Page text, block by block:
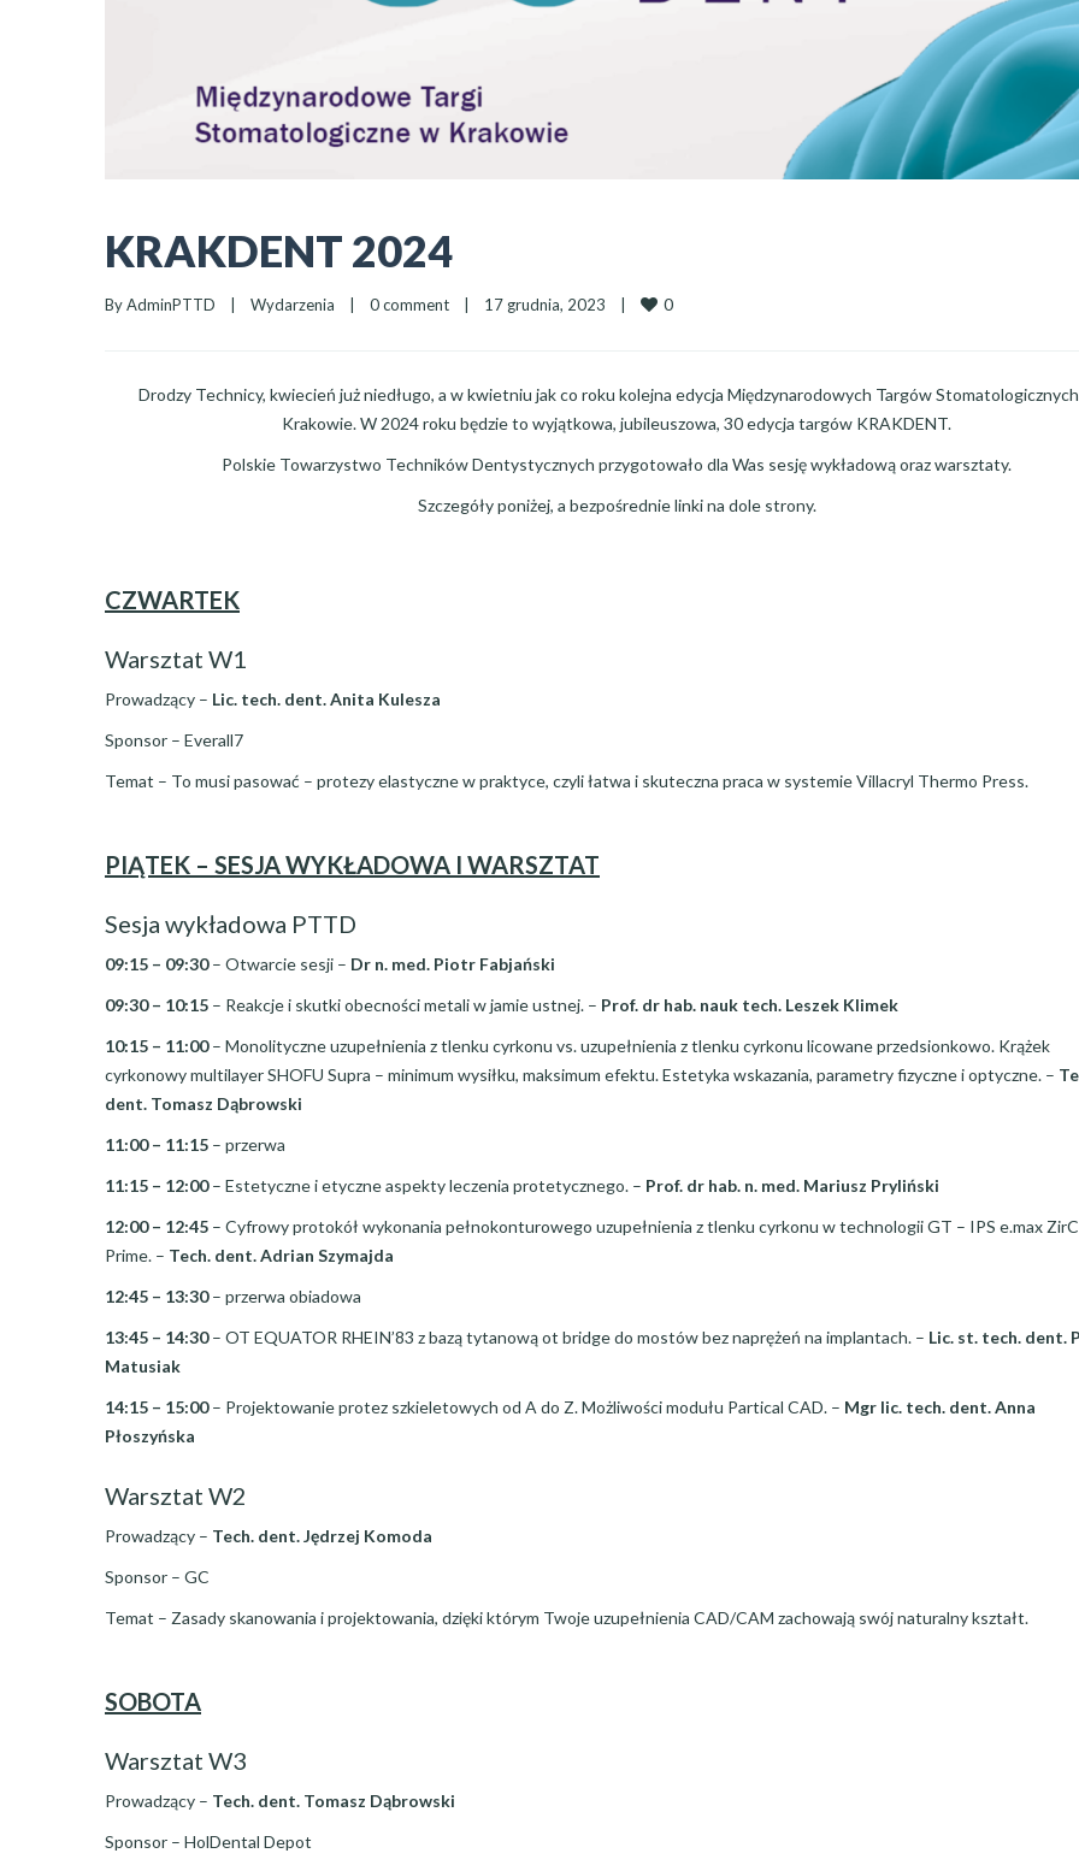
KRAKDENT 2024
By AdminPTTD Wydarzenia 0 comment 17 grudnia, 2023 0
Drodzy Technicy, kwiecień już niedługo, a w kwietniu jak co roku kolejna edycja Międzynarodowych Targów
Krakowie. W 2024 roku będzie to wyjątkowa, jubileuszowa, 30 edycja targów KRAKDENT.
Polskie Towarzystwo Techników Dentystycznych przygotowało dla Was sesję wykładową oraz warsztaty.
Szczegóły poniżej, a bezpośrednie linki na dole strony.
CZWARTEK
Warsztat W1
Prowadzący – Lic. tech. dent. Anita Kulesza
Sponsor – Everall7
Temat – To musi pasować – protezy elastyczne w praktyce, czyli łatwa i skuteczna praca w systemie Villacryl Thermo Press.
PIĄTEK – SESJA WYKŁADOWA I WARSZTAT
Sesja wykładowa PTTD
09:15 – 09:30– Otwarcie sesji – Dr n. med. Piotr Fabjański
09:30 – 10:15 – Reakcje i skutki obecności metali w jamie ustnej. – Prof. dr hab. nauk tech. Leszek Klimek
10:15 – 11:00– Monolityczne uzupełnienia z tlenku cyrkonu vs. uzupełnienia z tlenku cyrkonu licowane przedsionkowo. Krążek
cyrkonowy multilayer SHOFU Supra – minimum wysiłku, maksimum efektu. Estetyka wskazania, parametry fizyczne i optyczne. –
dent. Tomasz Dąbrowski
11:00 – 11:15 – przerwa
11:15 – 12:00– Estetyczne i etyczne aspekty leczenia protetycznego. – Prof. dr hab. n. med. Mariusz Pryliński
12:00 – 12:45 – Cyfrowy protokół wykonania pełnokonturowego uzupełnienia z tlenku cyrkonu w technologii GT – IPS e.max
Prime. – Tech. dent. Adrian Szymajda
12:45 – 13:30– przerwa obiadowa
13:45 – 14:30– OT EQUATOR RHEIN’83 z bazą tytanową ot bridge do mostów bez naprężeń na implantach. – Lic. st. tech. dent.
Matusiak
14:15 – 15:00– Projektowanie protez szkieletowych od A do Z. Możliwości modułu Partical CAD. – Mgr lic. tech. dent. Anna
Płoszyńska
Warsztat W2
Prowadzący – Tech. dent. Jędrzej Komoda
Sponsor – GC
Temat – Zasady skanowania i projektowania, dzięki którym Twoje uzupełnienia CAD/CAM zachowają swój naturalny kształt.
SOBOTA
Warsztat W3
Prowadzący – Tech. dent. Tomasz Dąbrowski
Sponsor – HolDental Depot